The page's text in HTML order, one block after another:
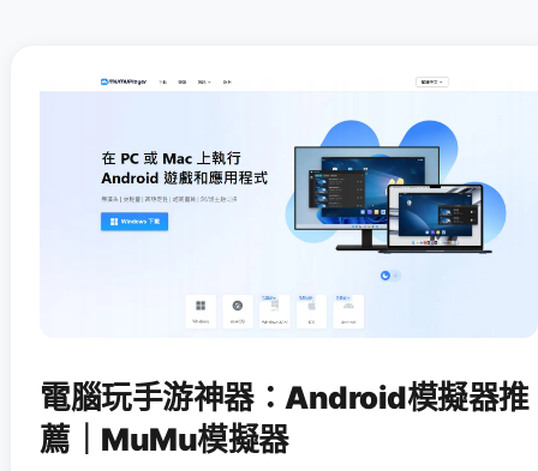
電腦玩手游神器：Android模擬器推
薦｜MuMu模擬器